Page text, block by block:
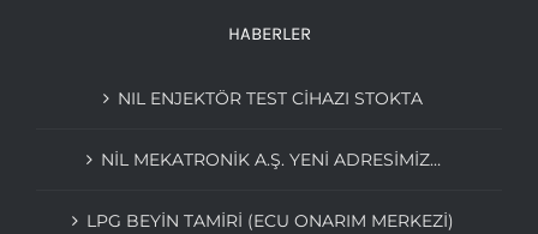
HABERLER
NIL ENJEKTÖR TEST CİHAZI STOKTA
NIL MEKATRONIK A.Ş. YENI ADRESIMIZ…
LPG BEYIN TAMIRI (ECU ONARIM MERKEZI)